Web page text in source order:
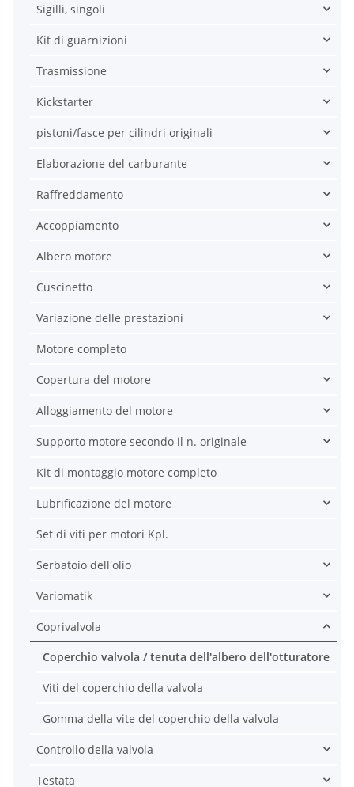
Sigilli, singoli
Kit di guarnizioni
Trasmissione
Kickstarter
pistoni/fasce per cilindri originali
Elaborazione del carburante
Raffreddamento
Accoppiamento
Albero motore
Cuscinetto
Variazione delle prestazioni
Motore completo
Copertura del motore
Alloggiamento del motore
Supporto motore secondo il n. originale
Kit di montaggio motore completo
Lubrificazione del motore
Set di viti per motori Kpl.
Serbatoio dell'olio
Variomatik
Coprivalvola
Coperchio valvola / tenuta dell'albero dell'otturatore
Viti del coperchio della valvola
Gomma della vite del coperchio della valvola
Controllo della valvola
Testata